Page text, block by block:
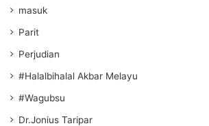
masuk
Parit
Perjudian
#Halalbihalal Akbar Melayu
#Wagubsu
Dr.Jonius Taripar